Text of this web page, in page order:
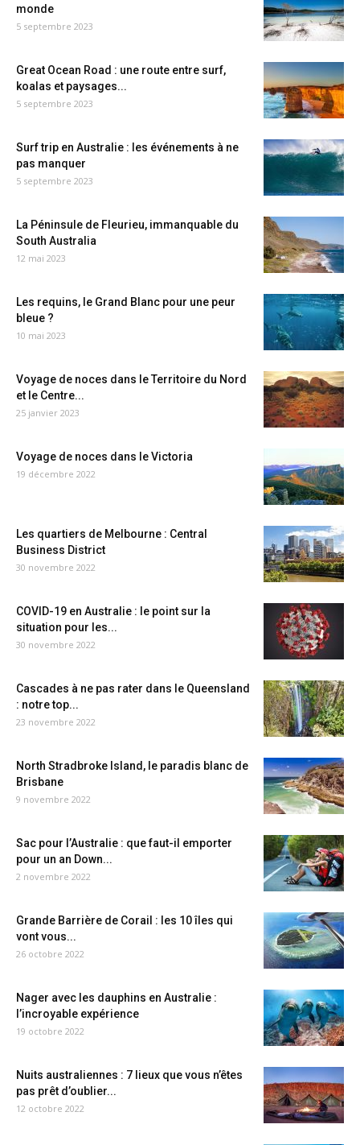
monde
5 septembre 2023
Great Ocean Road : une route entre surf,
koalas et paysages...
5 septembre 2023
Surf trip en Australie : les événements à ne
pas manquer
5 septembre 2023
La Péninsule de Fleurieu, immanquable du
South Australia
12 mai 2023
Les requins, le Grand Blanc pour une peur
bleue ?
10 mai 2023
Voyage de noces dans le Territoire du Nord
et le Centre...
25 janvier 2023
Voyage de noces dans le Victoria
19 décembre 2022
Les quartiers de Melbourne : Central
Business District
30 novembre 2022
COVID-19 en Australie : le point sur la
situation pour les...
30 novembre 2022
Cascades à ne pas rater dans le Queensland
: notre top...
23 novembre 2022
North Stradbroke Island, le paradis blanc de
Brisbane
9 novembre 2022
Sac pour l’Australie : que faut-il emporter
pour un an Down...
2 novembre 2022
Grande Barrière de Corail : les 10 îles qui
vont vous...
26 octobre 2022
Nager avec les dauphins en Australie :
l’incroyable expérience
19 octobre 2022
Nuits australiennes : 7 lieux que vous n’êtes
pas prêt d’oublier...
12 octobre 2022